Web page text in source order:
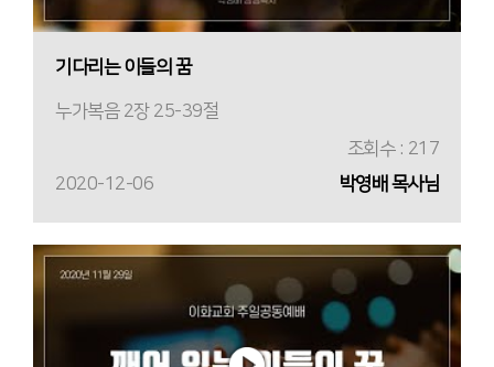
기다리는 이들의 꿈
누가복음 2장 25-39절
조회수 : 217
2020-12-06
박영배 목사님